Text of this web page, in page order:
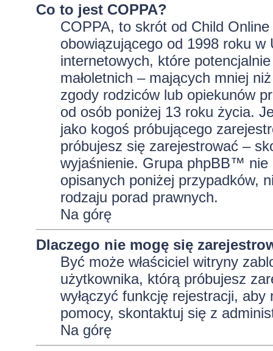
Co to jest COPPA?
COPPA, to skrót od Child
obowiązującego od 1998 roku w
internetowych, które
małoletnich – mających mniej
zgody rodziców lub opiekunów
od osób poniżej 13 roku życia.
jako kogoś próbującego
próbujesz się zarejestrować –
wyjaśnienie. Grupa phpBB™ nie
opisanych poniżej przypadków,
rodzaju porad prawnych.
Na górę
Dlaczego nie mogę się
Być może właściciel witryny
użytkownika, którą próbujesz
wyłączyć funkcję rejestracji,
pomocy, skontaktuj się z
Na górę